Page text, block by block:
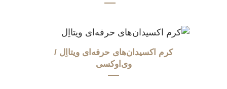
کرم اکسیدان‌های حرفه‌ای ویتااِل /
وی‌اوکسی